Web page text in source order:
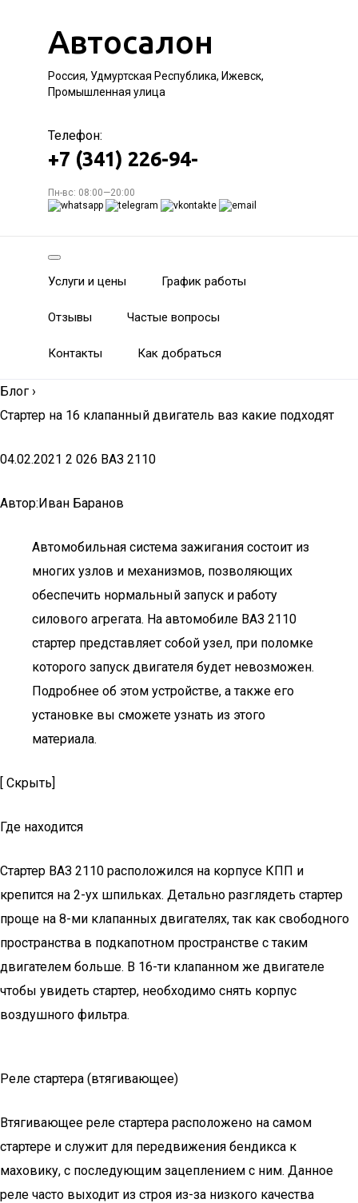
Автосалон
Россия, Удмуртская Республика, Ижевск,
Промышленная улица
Телефон:
+7 (341) 226-94-
Пн-вс: 08:00—20:00
Услуги и цены График работы
Отзывы Частые вопросы
Контакты Как добраться
Блог ›
Стартер на 16 клапанный двигатель ваз какие подходят
04.02.2021 2 026 ВАЗ 2110
Автор:Иван Баранов
Автомобильная система зажигания состоит из
многих узлов и механизмов, позволяющих
обеспечить нормальный запуск и работу
силового агрегата. На автомобиле ВАЗ 2110
стартер представляет собой узел, при поломке
которого запуск двигателя будет невозможен.
Подробнее об этом устройстве, а также его
установке вы сможете узнать из этого
материала.
[ Скрыть]
Где находится
Стартер ВАЗ 2110 расположился на корпусе КПП и
крепится на 2-ух шпильках. Детально разглядеть стартер
проще на 8-ми клапанных двигателях, так как свободного
пространства в подкапотном пространстве с таким
двигателем больше. В 16-ти клапанном же двигателе
чтобы увидеть стартер, необходимо снять корпус
воздушного фильтра.
Реле стартера (втягивающее)
Втягивающее реле стартера расположено на самом
стартере и служит для передвижения бендикса к
маховику, с последующим зацеплением с ним. Данное
реле часто выходит из строя из-за низкого качества